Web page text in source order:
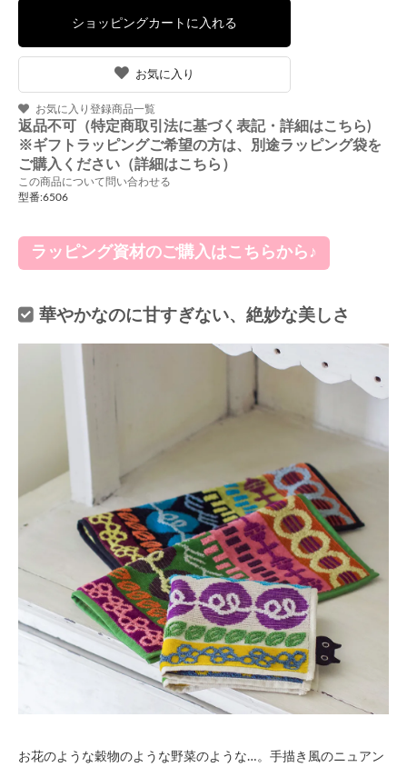
お気に入り
お気に入り登録商品一覧
返品不可（特定商取引法に基づく表記・詳細はこちら)
※ギフトラッピングご希望の方は、別途ラッピング袋を
ご購入ください（詳細はこちら）
この商品について問い合わせる
型番:6506
ラッピング資材のご購入はこちらから♪
華やかなのに甘すぎない、絶妙な美しさ
お花のような穀物のような野菜のような…。手描き風のニュアン